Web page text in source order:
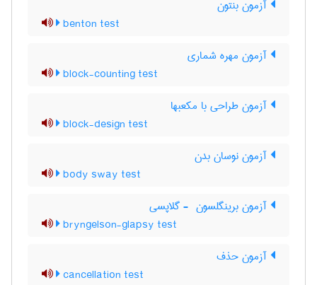
آزمون بنتون
benton test
آزمون مهره شماری
block-counting test
آزمون طراحی با مکعبها
block-design test
آزمون نوسان بدن
body sway test
آزمون برینگلسون ‎ - گلاپسی
bryngelson-glapsy test
آزمون حذف
cancellation test